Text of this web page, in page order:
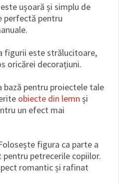
ușoară și simplu de
perfectă pentru
figurii este strălucitoare,
oricărei decorațiuni.
bază pentru proiectele tale
obiecte din lemn și
un efect mai
figura ca parte a
pentru petrecerile copiilor.
romantic și rafinat